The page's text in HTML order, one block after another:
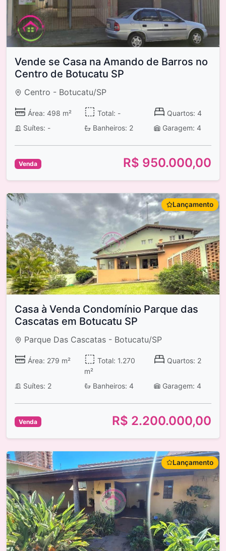
Vende se Casa na Amando de Barros no
Centro de Botucatu SP
Centro - Botucatu/SP
Área: 498 m² Total: -
Quartos: 4
Suítes: -
Banheiros: 2 Garagem: 4
Venda R$ 950.000,00
Lançamento
Casa à Venda Condomínio Parque das
Cascatas em Botucatu SP
Parque Das Cascatas - Botucatu/SP
Área: 279 m²
Total: 1.270
m²
Quartos: 2
Suítes: 2 Banheiros: 4 Garagem: 4
Venda R$ 2.200.000,00
Lançamento